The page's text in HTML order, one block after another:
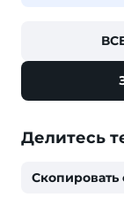
Делитесь
Скопировать